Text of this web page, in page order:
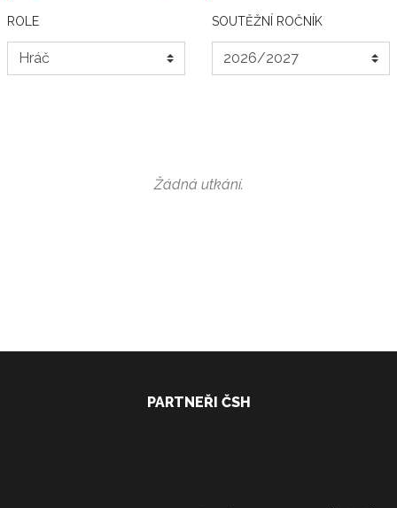
ROLE SOUTĚŽNÍ ROČNÍK
Žádná utkání.
PARTNEŘI ČSH